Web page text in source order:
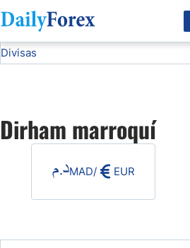
Divulgación del Anunciante
Divisas
USD/JPY
GBP/USD
Dirham marroquí
MAD/ EUR